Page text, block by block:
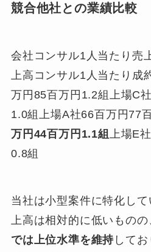
競合他社との業績比較
会社コンサル1人当たり売
上高コンサル1人当たり成
万円85百万円1.2組上場C
1.0組上場A社66百万円77
万円 44百万円 1.1組
上場E
0.8組
当社は小型案件に特化し
上高は相対的に低いものの
では上位水準を維持 して